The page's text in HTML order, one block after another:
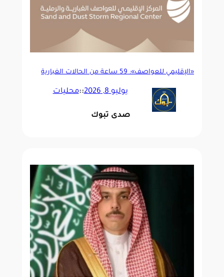
«الإقليمي للعواصف»: 59 ساعة من الحالات الغبارية
يوليو 8, 2026 ::محليات
صدى تبوك